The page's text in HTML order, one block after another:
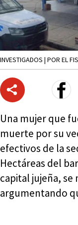
INVESTIGADOS | POR EL
Una mujer que
muerte por su
efectivos de la
Hectáreas del
capital jujeña, se
argumentando